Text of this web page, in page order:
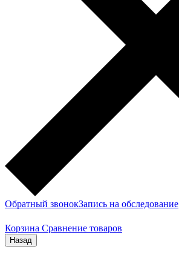
Обратный звонокЗапись на обследование
Корзина Сравнение товаров
Назад